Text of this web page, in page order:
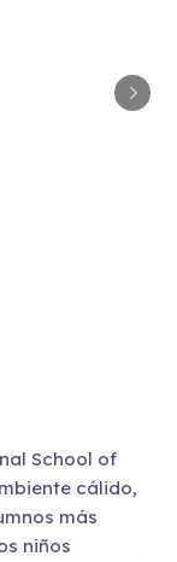
School of
cálido,
más
niños